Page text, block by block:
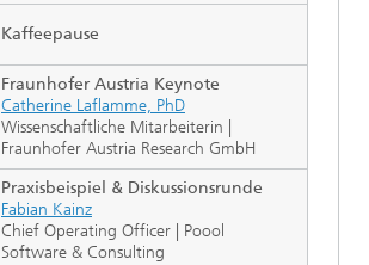
Kaffeepause
Fraunhofer Austria Keynote
Catherine Laflamme, PhD
Wissenschaftliche Mitarbeiterin |
Fraunhofer Austria Research GmbH
Praxisbeispiel & Diskussionsrunde
Fabian Kainz
Chief Operating Officer | Poool
Software & Consulting